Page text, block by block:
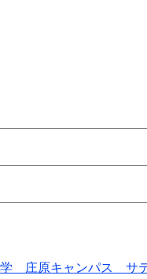
庄原キャンパス サ